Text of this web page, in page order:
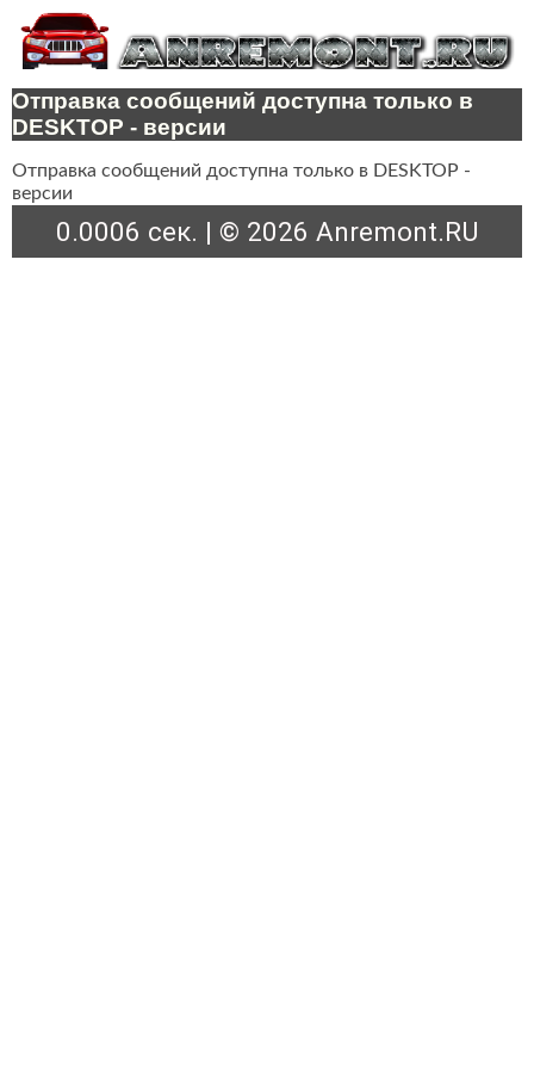
Отправка сообщений доступна только в
DESKTOP - версии
Отправка сообщений доступна только в DESKTOP -
версии
0.0006 сек. | © 2026 Anremont.RU